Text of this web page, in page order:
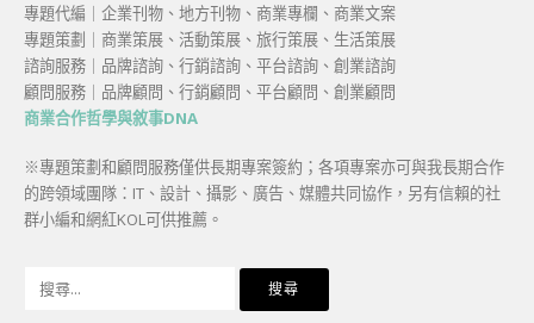
專題代編｜企業刊物、地方刊物、商業專欄、商業文案
專題策劃｜商業策展、活動策展、旅行策展、生活策展
諮詢服務｜品牌諮詢、行銷諮詢、平台諮詢、創業諮詢
顧問服務｜品牌顧問、行銷顧問、平台顧問、創業顧問
商業合作哲學與敘事DNA
※專題策劃和顧問服務僅供長期專案簽約；各項專案亦可與我長期合作
的跨領域團隊：IT、設計、攝影、廣告、媒體共同協作，另有信賴的社
群小編和網紅KOL可供推薦。